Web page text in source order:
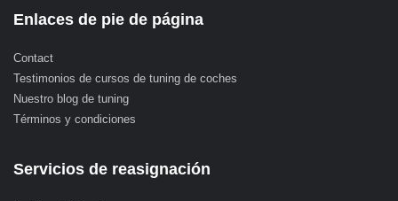
Enlaces de pie de página
Contact
Testimonios de cursos de tuning de coches
Nuestro blog de tuning
Términos y condiciones
Servicios de reasignación